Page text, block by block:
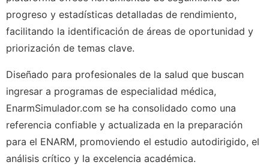
progreso y estadísticas detalladas de rendimiento,
facilitando la identificación de áreas de oportunidad y
priorización de temas clave.
Diseñado para profesionales de la salud que buscan
ingresar a programas de especialidad médica,
EnarmSimulador.com se ha consolidado como una
referencia confiable y actualizada en la preparación
para el ENARM, promoviendo el estudio autodirigido, el
análisis crítico y la excelencia académica.